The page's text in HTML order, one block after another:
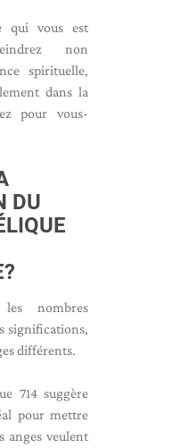
qui vous est
non
spirituelle,
dans la
pour vous-
DU
nombres
significations,
différents.
714 suggère
pour mettre
anges veulent